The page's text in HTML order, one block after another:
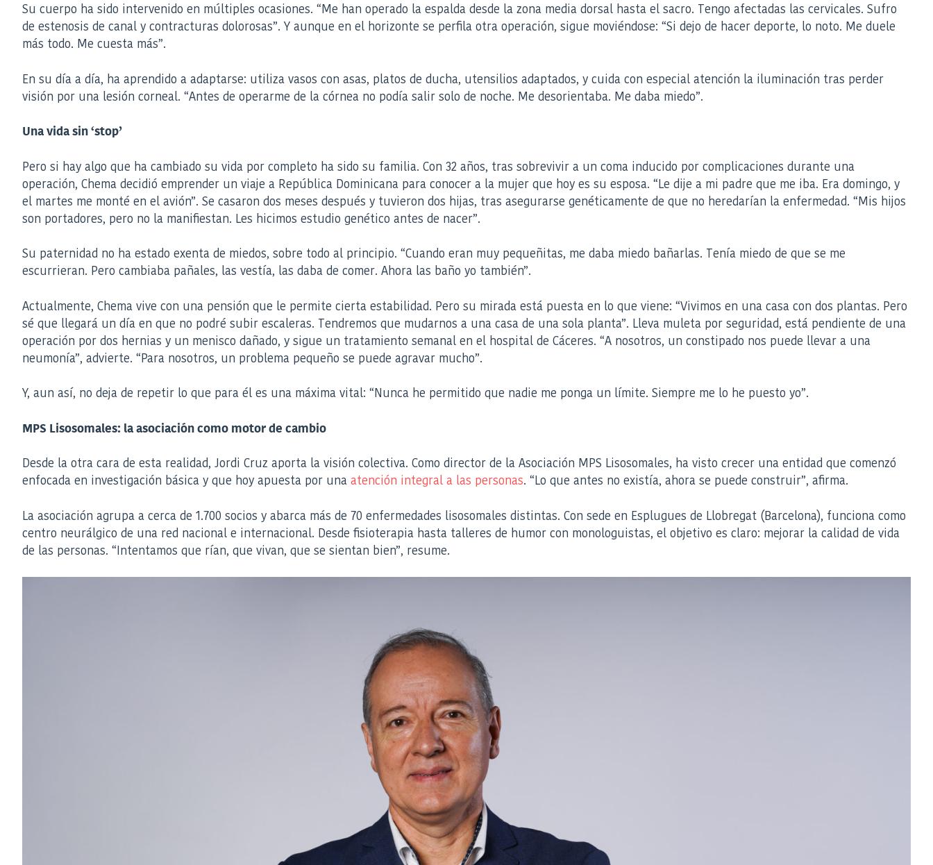
Su cuerpo ha sido intervenido en múltiples ocasiones. “Me han operado la espalda desde la zona media dorsal hasta el sacro. Tengo afectadas las cervicales. Sufro
de estenosis de canal y contracturas dolorosas”. Y aunque en el horizonte se perfila otra operación, sigue moviéndose: “Si dejo de hacer deporte, lo noto. Me duele
más todo. Me cuesta más”.
En su día a día, ha aprendido a adaptarse: utiliza vasos con asas, platos de ducha, utensilios adaptados, y cuida con especial atención la iluminación tras perder
visión por una lesión corneal. “Antes de operarme de la córnea no podía salir solo de noche. Me desorientaba. Me daba miedo”.
Una vida sin ‘stop’
Pero si hay algo que ha cambiado su vida por completo ha sido su familia. Con 32 años, tras sobrevivir a un coma inducido por complicaciones durante una
operación, Chema decidió emprender un viaje a República Dominicana para conocer a la mujer que hoy es su esposa. “Le dije a mi padre que me iba. Era domingo, y
el martes me monté en el avión”. Se casaron dos meses después y tuvieron dos hijas, tras asegurarse genéticamente de que no heredarían la enfermedad. “Mis hijos
son portadores, pero no la manifiestan. Les hicimos estudio genético antes de nacer”.
Su paternidad no ha estado exenta de miedos, sobre todo al principio. “Cuando eran muy pequeñitas, me daba miedo bañarlas. Tenía miedo de que se me
escurrieran. Pero cambiaba pañales, las vestía, las daba de comer. Ahora las baño yo también”.
Actualmente, Chema vive con una pensión que le permite cierta estabilidad. Pero su mirada está puesta en lo que viene: “Vivimos en una casa con dos plantas. Pero
sé que llegará un día en que no podré subir escaleras. Tendremos que mudarnos a una casa de una sola planta”. Lleva muleta por seguridad, está pendiente de una
operación por dos hernias y un menisco dañado, y sigue un tratamiento semanal en el hospital de Cáceres. “A nosotros, un constipado nos puede llevar a una
neumonía”, advierte. “Para nosotros, un problema pequeño se puede agravar mucho”.
Y, aun así, no deja de repetir lo que para él es una máxima vital: “Nunca he permitido que nadie me ponga un límite. Siempre me lo he puesto yo”.
MPS Lisosomales: la asociación como motor de cambio
Desde la otra cara de esta realidad, Jordi Cruz aporta la visión colectiva. Como director de la Asociación MPS Lisosomales, ha visto crecer una entidad que comenzó
enfocada en investigación básica y que hoy apuesta por una atención integral a las personas. “Lo que antes no existía, ahora se puede construir”, afirma.
La asociación agrupa a cerca de 1.700 socios y abarca más de 70 enfermedades lisosomales distintas. Con sede en Esplugues de Llobregat (Barcelona), funciona como
centro neurálgico de una red nacional e internacional. Desde fisioterapia hasta talleres de humor con monologuistas, el objetivo es claro: mejorar la calidad de vida
de las personas. “Intentamos que rían, que vivan, que se sientan bien”, resume.